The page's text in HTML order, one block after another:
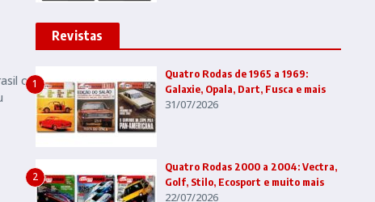
ou
Revistas
1
Quatro Rodas de 1965 a 1969:
Galaxie, Opala, Dart, Fusca e mais
31/07/2026
2
Quatro Rodas 2000 a 2004: Vectra,
Golf, Stilo, Ecosport e muito mais
22/07/2026